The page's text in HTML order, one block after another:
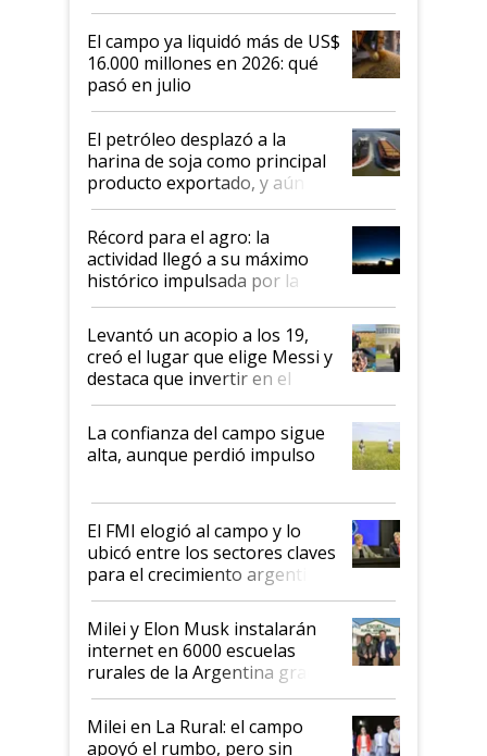
El campo ya liquidó más de US$
16.000 millones en 2026: qué
pasó en julio
El petróleo desplazó a la
harina de soja como principal
producto exportado, y aún así
el agro aportó casi seis de cada
diez dólares y sostuvo el
liderazgo en un semestre
récord
Récord para el agro: la
actividad llegó a su máximo
histórico impulsada por la
cosecha y las exportaciones
Levantó un acopio a los 19,
creó el lugar que elige Messi y
destaca que invertir en el
kirchnerismo era como "darle
plata a un hijo para droga":
Juan Félix Rossetti, el libertario
que de una dura crisis salió
de Milei
La confianza del campo sigue
alta, aunque perdió impulso
El FMI elogió al campo y lo
ubicó entre los sectores claves
para el crecimiento argentino
Milei y Elon Musk instalarán
internet en 6000 escuelas
rurales de la Argentina gracias
a un acuerdo con Starlink
Milei en La Rural: el campo
apoyó el rumbo, pero sin